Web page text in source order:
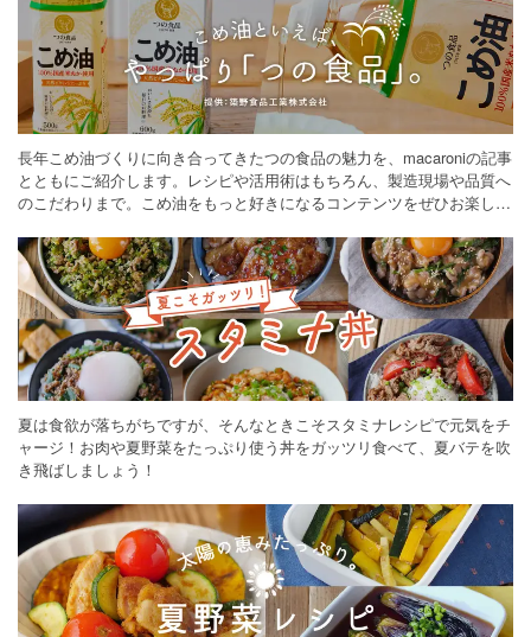
長年こめ油づくりに向き合ってきたつの食品の魅力を、macaroniの記事
とともにご紹介します。レシピや活用術はもちろん、製造現場や品質へ
のこだわりまで。こめ油をもっと好きになるコンテンツをぜひお楽しみ
夏は食欲が落ちがちですが、そんなときこそスタミナレシピで元気をチ
ャージ！お肉や夏野菜をたっぷり使う丼をガッツリ食べて、夏バテを吹
き飛ばしましょう！